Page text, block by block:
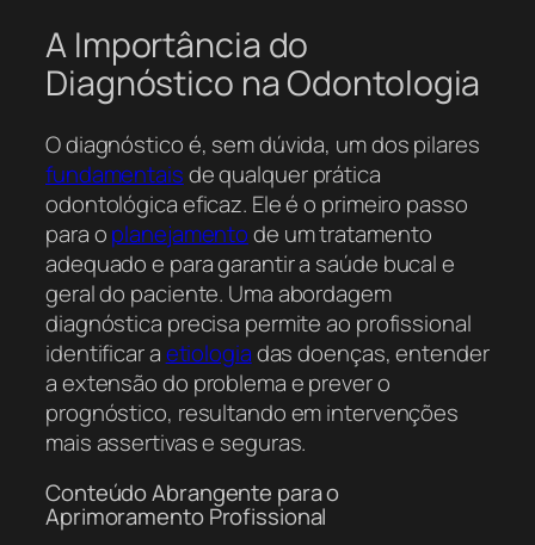
A Importância do
Diagnóstico na Odontologia
O diagnóstico é, sem dúvida, um dos pilares
fundamentaisde qualquer prática
odontológica eficaz. Ele é o primeiro passo
para oplanejamentode um tratamento
adequado e para garantir a saúde bucal e
geral do paciente. Uma abordagem
diagnóstica precisa permite ao profissional
identificar aetiologiadas doenças, entender
a extensão do problema e prever o
prognóstico, resultando em intervenções
mais assertivas e seguras.
Conteúdo Abrangente para o
Aprimoramento Profissional